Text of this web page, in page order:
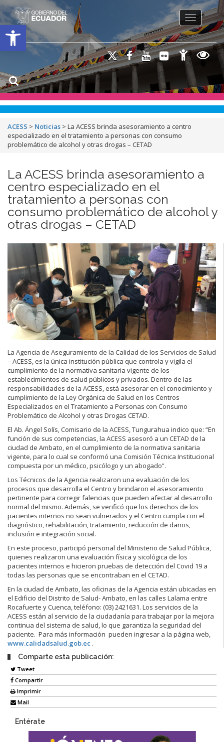
Open toolbar
Toggle
ACESS > Noticias > La ACESS brinda asesoramiento a centro
especializado en el tratamiento a personas con consumo
problemático de alcohol y otras drogas – CETAD
La ACESS brinda asesoramiento a
centro especializado en el
tratamiento a personas con
consumo problemático de alcohol y
otras drogas – CETAD
La Agencia de Aseguramiento de la Calidad de los Servicios de Salud
– ACESS, es la única institución pública que controla y vigila el
cumplimiento de la normativa sanitaria vigente de los
establecimientos de salud públicos y privados. Dentro de las
responsabilidades de la ACESS, está asesorar en el conocimiento y
cumplimiento de la Ley Orgánica de Salud en los Centros
Especializados en el Tratamiento a Personas con Consumo
Problemático de Alcohol y otras Drogas CETAD.
El Ab. Ángel Solís, Comisario de la ACESS, Tungurahua indico que: “En
función de sus competencias, la ACESS asesoró a un CETAD de la
ciudad de Ambato, en el cumplimiento de la normativa sanitaria
vigente, para lo cual se conformó una Comisión Técnica Institucional
compuesta por un médico, psicólogo y un abogado”.
Los Técnicos de la Agencia realizaron una evaluación de los
procesos que desarrolla el Centro y brindaron el asesoramiento
pertinente para corregir falencias que pueden afectar al desarrollo
normal del mismo. Además, se verificó que los derechos de los
pacientes internos no sean vulnerados y el Centro cumpla con el
diagnóstico, rehabilitación, tratamiento, reducción de daños,
inclusión e integración social.
En este proceso, participó personal del Ministerio de Salud Pública,
quienes realizaron una evaluación física y sicológica de los
pacientes internos e hicieron pruebas de detección del Covid 19 a
todas las personas que se encontraban en el CETAD.
En la ciudad de Ambato, las oficinas de la Agencia están ubicadas en
el Edificio del Distrito de Salud- Ambato, en las calles Lalama entre
Rocafuerte y Cuenca, teléfono: (03) 2421631. Los servicios de la
ACESS están al servicio de la ciudadanía para trabajar por la mejora
continua del sistema de salud, lo que garantiza la seguridad del
paciente. Para más información pueden ingresar a la página web,
www.calidadsalud.gob.ec .
Comparte esta publicación:
Tweet
Compartir
Imprimir
Mail
Entérate